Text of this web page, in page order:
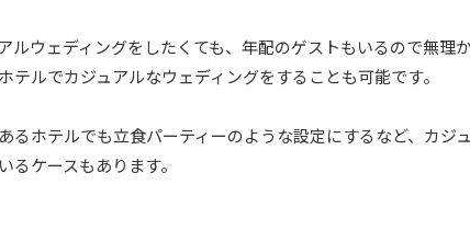
ルウェディングをしたくても、年配のゲストもいるので無理
テルでカジュアルなウェディングをすることも可能です。
るホテルでも立食パーティーのような設定にするなど、カジ
るケースもあります。